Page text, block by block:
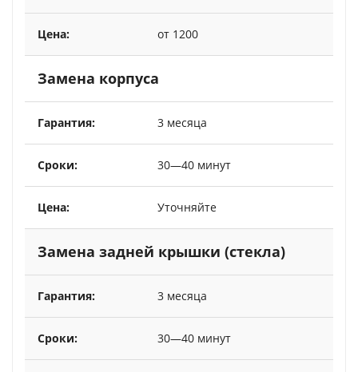
от 1200
Замена корпуса
3 месяца
30—40 минут
Уточняйте
Замена задней крышки (стекла)
3 месяца
30—40 минут